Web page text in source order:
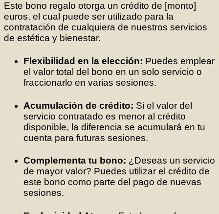
Este bono regalo otorga un crédito de [monto]
euros, el cual puede ser utilizado para la
contratación de cualquiera de nuestros servicios
de estética y bienestar.
Flexibilidad en la elección: Puedes emplear
el valor total del bono en un solo servicio o
fraccionarlo en varias sesiones.
Acumulación de crédito: Si el valor del
servicio contratado es menor al crédito
disponible, la diferencia se acumulará en tu
cuenta para futuras sesiones.
Complementa tu bono: ¿Deseas un servicio
de mayor valor? Puedes utilizar el crédito de
este bono como parte del pago de nuevas
sesiones.